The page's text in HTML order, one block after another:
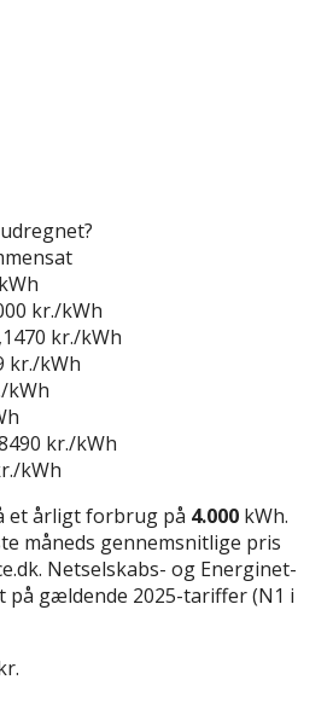
kr./kWh
kr./kWh
kr./kWh
kWh
kr./kWh
kWh
et årligt forbrug på 4.000 kWh.
måneds gennemsnitlige pris
Netselskabs- og Energinet-
på gældende 2025-tariffer (N1 i